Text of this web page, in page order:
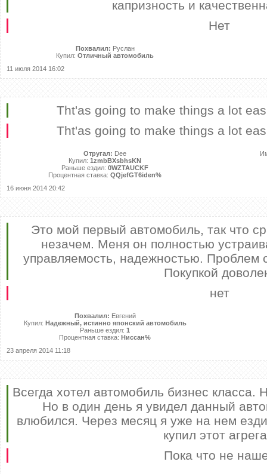
капризность и
Нет
Похвалил: Руслан
Купил: Отличный автомобиль
11 июля 2014 16:02
Tht'as going to make things a lot
Tht'as going to make things a lot
Отругал: Dee
Купил: 1zmbBXsbhsKN
Раньше ездил: 0WZTAUCKF
Процентная ставка: QQjefGT6iden%
16 июня 2014 20:42
Это мой первый автомобиль, так что
незачем. Меня он полностью
управляемость, надежностью. Проблем
Покупкой
нет
Похвалил: Евгений
Купил: Надежный, истинно японский автомобиль
Раньше ездил: 1
Процентная ставка: Ниссан%
23 апреля 2014 11:18
Всегда хотел автомобиль бизнес класса.
Но в один день я увидел данный
влюбился. Через месяц я уже на нем
купил этот
Пока что не